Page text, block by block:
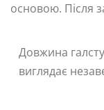
основою. Після
Довжина
виглядає